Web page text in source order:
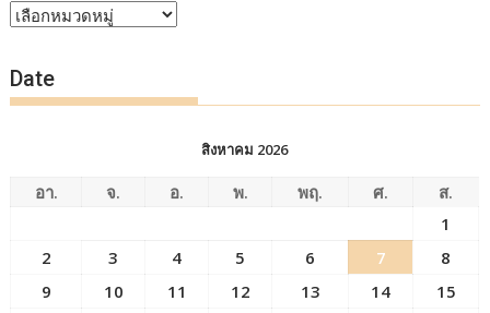
หัวข้อ
Date
สิงหาคม 2026
อา. จ. อ. พ. พฤ. ศ.
ส.
1
2
3 4 5 6 7
8
9
10 11 12 13 14
15